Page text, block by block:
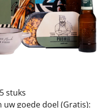
stuks
uw goede doel (Gratis):